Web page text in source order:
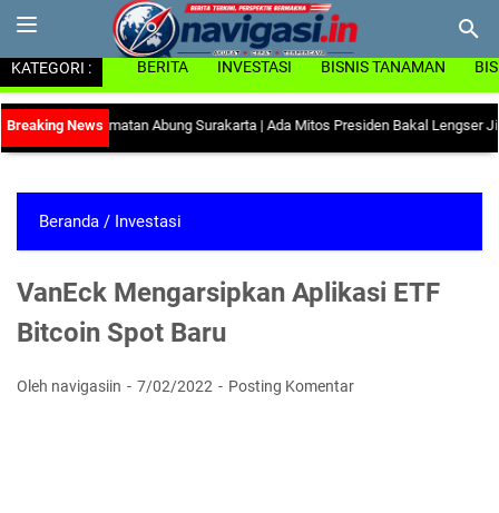
KATEGORI : BERITA INVESTASI BISNIS TANAMAN
di Kecamatan Abung Surakarta|Ada Mitos Presiden Bakal Lengser Jika
Beranda / Investasi
VanEck Mengarsipkan Aplikasi ETF
Bitcoin Spot Baru
Oleh navigasiin 7/02/2022 Posting Komentar